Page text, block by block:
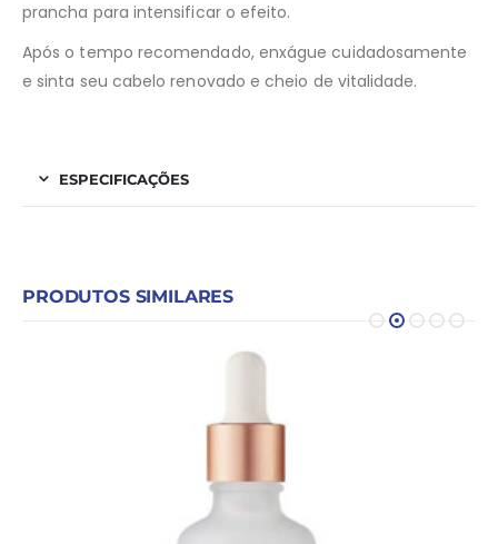
prancha para intensificar o efeito.
Após o tempo recomendado, enxágue cuidadosamente
e sinta seu cabelo renovado e cheio de vitalidade.
ESPECIFICAÇÕES
PRODUTOS SIMILARES